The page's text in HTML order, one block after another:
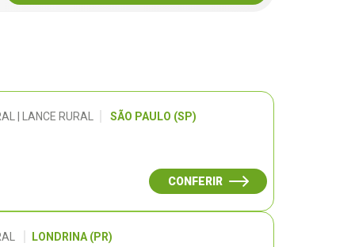
| LANCE RURAL SÃO PAULO (SP)
CONFERIR
LONDRINA (PR)